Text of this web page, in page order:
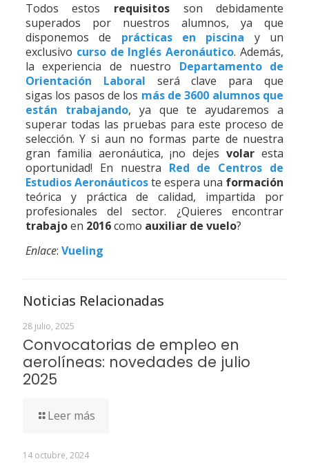
Todos estos requisitos son debidamente
superados por nuestros alumnos, ya que
disponemos de prácticas en piscina y un
exclusivo curso de Inglés Aeronáutico. Además,
la experiencia de nuestro Departamento de
Orientación Laboral será clave para que
sigas los pasos de los más de 3600 alumnos que
están trabajando, ya que te ayudaremos a
superar todas las pruebas para este proceso de
selección. Y si aun no formas parte de nuestra
gran familia aeronáutica, ¡no dejesvolar esta
oportunidad! En nuestra Red de Centros de
Estudios Aeronáuticoste espera una formación
teórica y práctica de calidad, impartida por
profesionales del sector. ¿Quieres encontrar
trabajoen 2016como auxiliar de vuelo?
Enlace: Vueling
Noticias Relacionadas
28 julio, 2025
Convocatorias de empleo en
aerolíneas: novedades de julio
2025
Leer más
14 octubre, 2024